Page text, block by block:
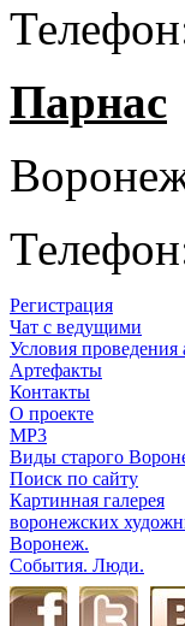
Парнас
Регистрация
Чат с ведущими
Условия
Артефакты
Контакты
О проекте
MP3
Виды старого
Поиск по сайту
Картинная галерея
воронежских
Воронеж.
События. Люди.